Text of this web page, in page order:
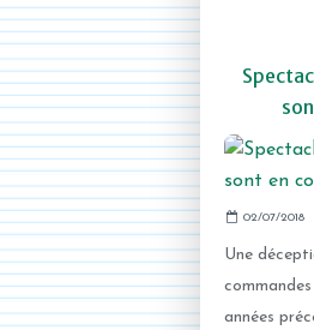
02/07/2018
Une
années